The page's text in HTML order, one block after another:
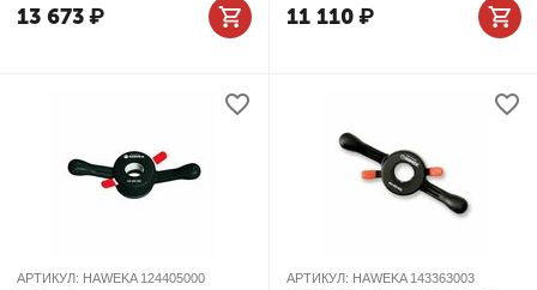
13 673₽ 11 110₽
АРТИКУЛ: HAWEKA 124405000 АРТИКУЛ: HAWEKA 143363003